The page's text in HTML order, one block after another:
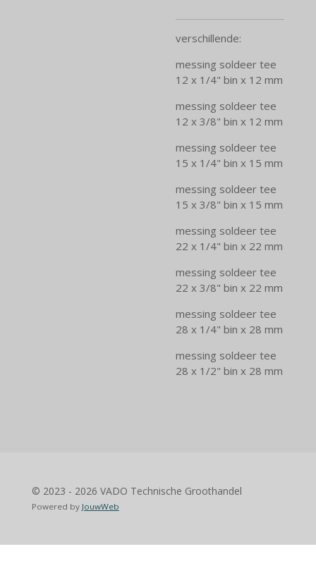
verschillende:
messing soldeer tee
12 x 1/4" bin x 12 mm
messing soldeer tee
12 x 3/8" bin x 12 mm
messing soldeer tee
15 x 1/4" bin x 15 mm
messing soldeer tee
15 x 3/8" bin x 15 mm
messing soldeer tee
22 x 1/4" bin x 22 mm
messing soldeer tee
22 x 3/8" bin x 22 mm
messing soldeer tee
28 x 1/4" bin x 28 mm
messing soldeer tee
28 x 1/2" bin x 28 mm
© 2023 - 2026 VADO Technische Groothandel
Powered by JouwWeb